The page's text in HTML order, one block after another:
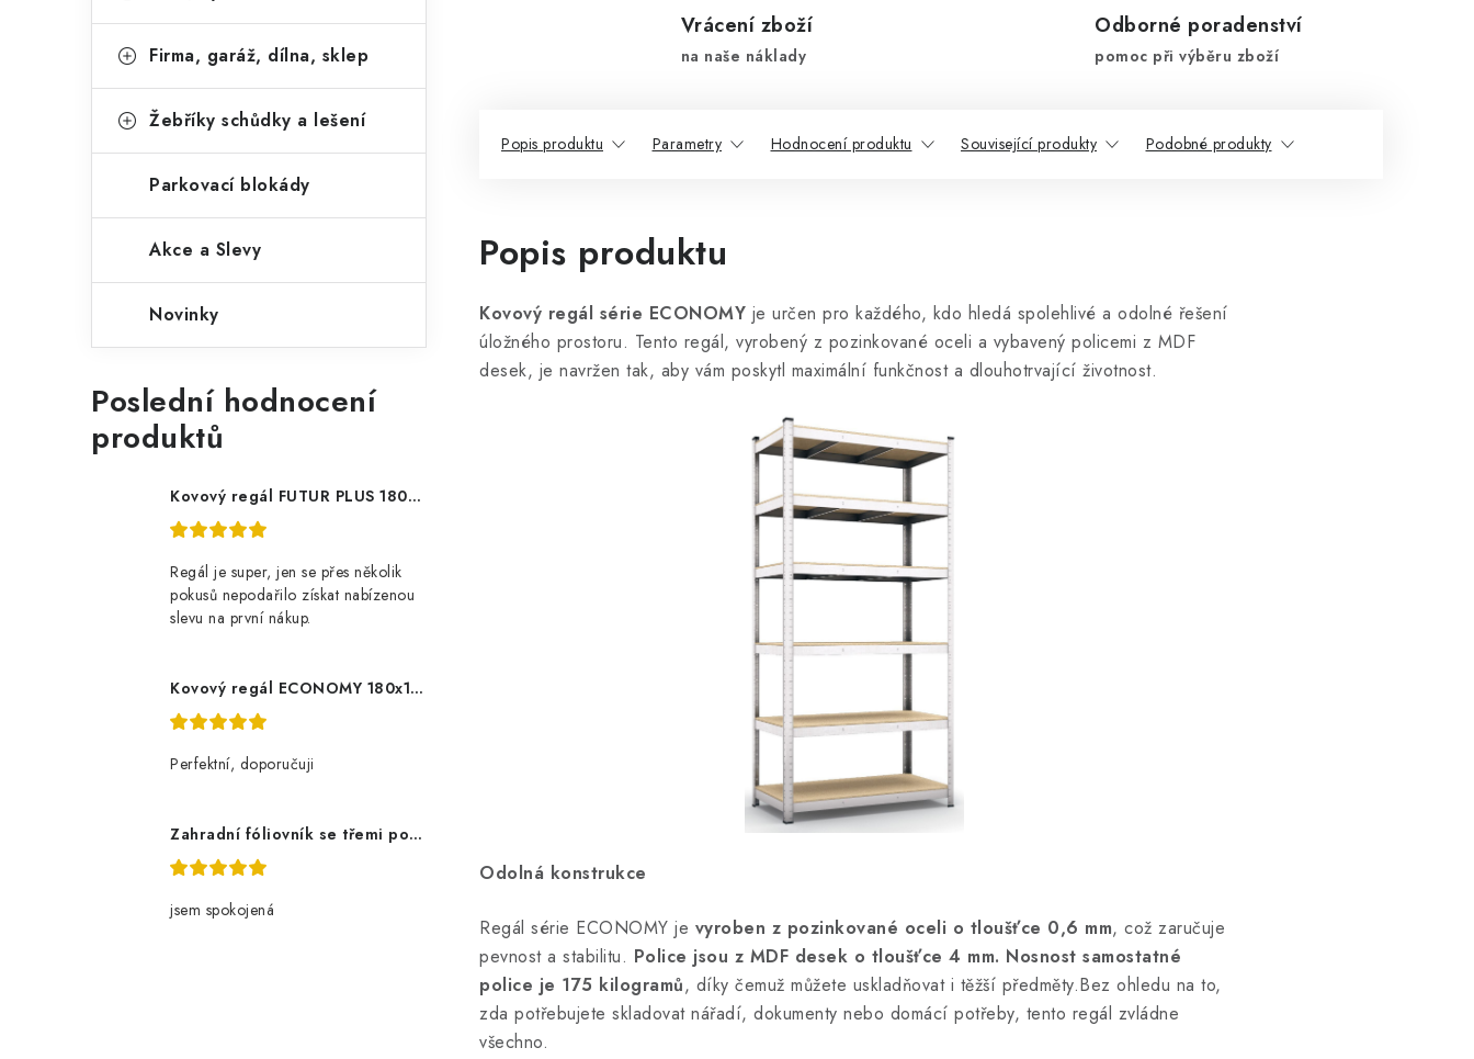
Firma, garáž, dílna, sklep
Žebříky schůdky a lešení
Parkovací blokády
Akce a Slevy
Novinky
Poslední hodnocení
produktů
Kovový regál FUTUR PLUS 180x120x45 5 polic Nosnost 1000 KG - pozinkovaný
Regál je super, jen se přes několik
pokusů nepodařilo získat nabízenou
slevu na první nákup.
Kovový regál ECONOMY 180x120x60 5 polic - pozinkovaný
Perfektní, doporučuji
Zahradní fóliovník se třemi policemi
jsem spokojená
Vrácení zboží
na naše náklady
Odborné poradenství
pomoc při výběru zboží
Popis produktu Parametry Hodnocení produktu Související produkty Podobné produkty
Popis produktu
Kovový regál série ECONOMY je určen pro každého, kdo hledá spolehlivé a odolné řešení
úložného prostoru. Tento regál, vyrobený z pozinkované oceli a vybavený policemi z MDF
desek, je navržen tak, aby vám poskytl maximální funkčnost a dlouhotrvající životnost.
Odolná konstrukce
Regál série ECONOMY je vyroben z pozinkované oceli o tloušťce 0,6 mm, což zaručuje
pevnost a stabilitu. Police jsou z MDF desek o tloušťce 4 mm. Nosnost samostatné
police je 175 kilogramů, díky čemuž můžete uskladňovat i těžší předměty.Bez ohledu na to,
zda potřebujete skladovat nářadí, dokumenty nebo domácí potřeby, tento regál zvládne
všechno.